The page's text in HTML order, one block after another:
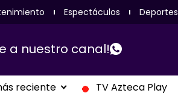
Espectáculos Deportes
a nuestro canal!
reciente TV Azteca Play